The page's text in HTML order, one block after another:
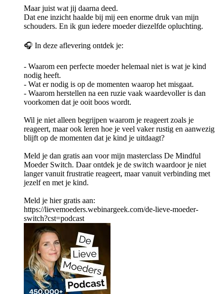
Maar juist wat jij daarna deed.
Dat ene inzicht haalde bij mij een enorme druk van mijn
schouders. En ik gun iedere moeder diezelfde opluchting.
🎧 In deze aflevering ontdek je:
- Waarom een perfecte moeder helemaal niet is wat je kind
nodig heeft.
- Wat er nodig is op de momenten waarop het misgaat.
- Waarom herstellen na een ruzie vaak waardevoller is dan
voorkomen dat je ooit boos wordt.
Wil je niet alleen begrijpen waarom je reageert zoals je
reageert, maar ook leren hoe je veel vaker rustig en aanwezig
blijft op de momenten dat je kind je uitdaagt?
Meld je dan gratis aan voor mijn masterclass De Mindful
Moeder Switch. Daar ontdek je de switch waardoor je niet
langer vanuit frustratie reageert, maar vanuit verbinding met
jezelf en met je kind.
Meld je hier gratis aan:
https://lievemoeders.webinargeek.com/de-lieve-moeder-
switch?cst=podcast